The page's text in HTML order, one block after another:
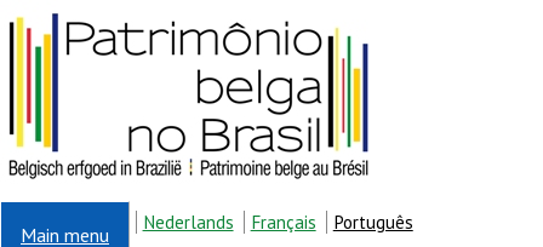
Pular para o conteúdo principal
Main menu
Nederlands Français Português